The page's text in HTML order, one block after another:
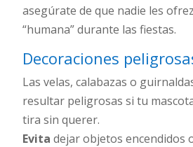
asegúrate de que nadie les
“humana” durante las fiestas.
Decoraciones
Las velas, calabazas o
resultar peligrosas si tu
tira sin querer.
Evita dejar objetos encendidos